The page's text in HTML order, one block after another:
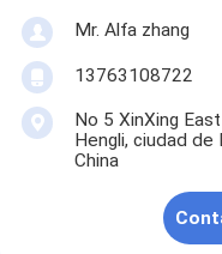
Mr. Alfa zhang
13763108722
No 5 XinXing
Hengli, ciudad de
China